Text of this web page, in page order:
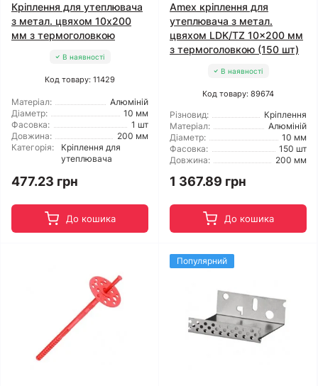
Кріплення для утеплювача
з метал. цвяхом 10x200
мм з термоголовкою
В наявності
Код товару: 11429
Матеріал:
Алюміній
Діаметр:
10 мм
Фасовка:
1 шт
Довжина:
200 мм
Категорія:
Кріплення для
утеплювача
477.23 грн
До кошика
Amex кріплення для
утеплювача з метал.
цвяхом LDK/TZ 10x200 мм
з термоголовкою (150 шт)
В наявності
Код товару: 89674
Різновид:
Кріплення
Матеріал:
Алюміній
Діаметр:
10 мм
Фасовка:
150 шт
Довжина:
200 мм
1 367.89 грн
До кошика
Популярний